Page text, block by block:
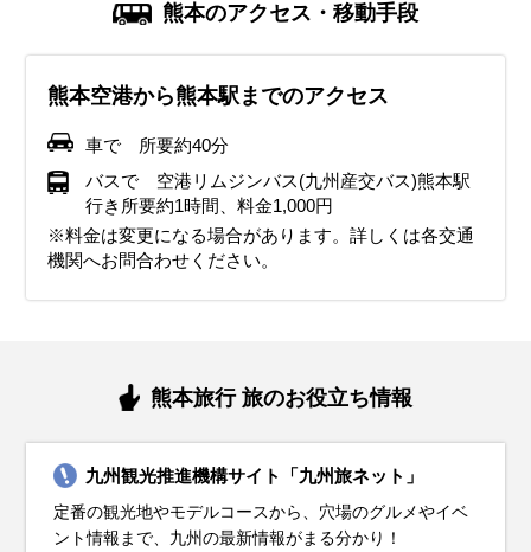
11月下旬になると朝晩は冷え込みが厳しくなり、防寒対策が
薄手のコートを準備しておくと安心です。ストールや手袋な
どの防寒アイテムも活用すると良いでしょう。
イベント・観光
妙見宮大祭（八代市）、台湾祭 in KUMAMOTO（熊本市）
12月は冬の寒さが本格化し、熊本市では平均気温が9℃前後
必要になり、インナーはヒートテックなどの保温素材を選ぶ
のがおすすめです。夜間のイルミネーションなどを楽しむ場
合は、手袋やマフラーなどの防寒アイテムを活用すると快適
です。
イベント・観光
CHRISMAS MARKET KUMAMOTO（熊本市）、天草サンタフェ
スティバル（天草市）
熊本県の1月は、日本の南側に位置するにもかかわらず、意
す。阿蘇地方ではさらに冷え込み、最低気温は氷点下3～5℃
に達することもあります。厚手のコートやダウンジャケット
は必須で、インナーにはヒートテックなどの保温性の高い素
材を選びましょう。手袋やマフラー、帽子などの防寒アイテ
ムも活用すると快適に過ごせます。
イベント・観光
熊本城迎春行事 （熊本市）、的ばかい （長洲町）
2月も引き続き冬の寒さが続きます。熊本市では最低気温が
あります。厚手のコートやダウンジャケット、セーターな
ど、真冬の服装でしっかりと防寒しましょう。特に朝晩の冷
え込みに備え、マフラーや手袋などの小物も忘れずに。
イベント・観光
植木市（熊本市）、熊本城マラソン（熊本市）、人吉梅まつり
（人吉）
熊本の春の訪れは比較的早いですが、日によって寒暖差が大
トや薄手のニット、長袖のカットソーなどで、重ね着をして
調整しやすい服装が理想的です。阿蘇などの山間部ではまだ
寒さが残るため、厚手の服装を選ぶのがおすすめです。
イベント・観光
粟島神社大祭（宇土市）、阿蘇の火振り神事（阿蘇市）
4月は気候が穏やかになり、日中は過ごしやすくなります。
手の羽織りものがあると安心です。長袖のカットソーやブラ
ウス、薄手のジャケットやカーディガンが適しています。
イベント・観光
清正公まつり（熊本市）、ハイヤ祭（牛深市）
5月は気温がぐっと上がり、日中は半袖でも快適に過ごせる
とがあるため、軽めの羽織りものを持参すると良いでしょ
う。半袖のカットソーやブラウスに、薄手のカーディガンや
シャツを羽織るのがおすすめです。
イベント・観光
阿蘇の山開き（阿蘇市）、春バラ観賞会（荒尾・玉名）、杖立温
泉鯉のぼり祭り（杖立温泉）
6月は梅雨の時期に入り、降水量が最も多くなります。湿度
薄手のシャツやブラウス、軽めのパンツを選びましょう。強
い雨が降ることも多いため、レインジャケットや折りたたみ
傘は必ず持参し、防水加工された靴やレインシューズがある
と便利です。
イベント・観光
犬子ひょうたん（山鹿市）、碧水ホタルの里ホタルツアー（阿蘇
市）
7月は本格的な夏の暑さに突入し、湿度が高く蒸し暑い日が
でも日中は暑さを感じます。半袖Tシャツや通気性の良いシ
ャツを選び、帽子やサングラスで紫外線対策を徹底しましょ
う。日差しが強いため、日焼け止めをこまめに塗るのがおす
すめです。屋外での観光が多い場合は、吸湿速乾素材の服
や、水分補給を意識すると快適に過ごせます。
イベント・観光
頓写会（熊本市）、高森湧水トンネル公園納涼七夕まつり（高森
熊本のアクセス・移動手段
熊本空港から熊本駅までのアクセス
車で 所要約40分
バスで 空港リムジンバス(九州産交バス)熊本駅
行き所要約1時間、料金1,000円
※料金は変更になる場合があります。詳しくは各交通
機関へお問合わせください。
熊本旅行 旅のお役立ち情報
九州観光推進機構サイト「九州旅ネット」
定番の観光地やモデルコースから、穴場のグルメやイベ
ント情報まで、九州の最新情報がまる分かり！